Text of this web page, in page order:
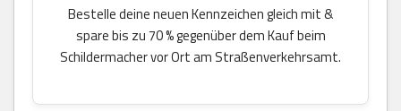
Bestelle deine neuen Kennzeichen gleich mit &
spare bis zu 70 % gegenüber dem Kauf beim
Schildermacher vor Ort am Straßenverkehrsamt.